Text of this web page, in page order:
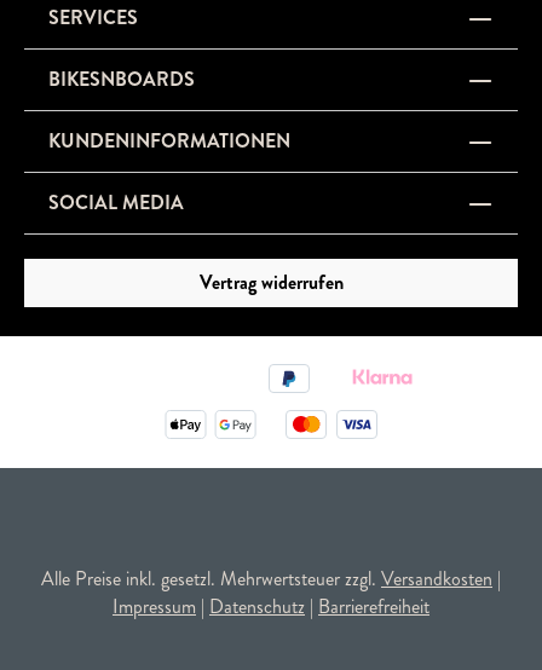
SERVICES
BIKESNBOARDS
KUNDENINFORMATIONEN
SOCIAL MEDIA
Vertrag widerrufen
Alle Preise inkl. gesetzl. Mehrwertsteuer zzgl. Versandkosten |
Impressum | Datenschutz | Barrierefreiheit